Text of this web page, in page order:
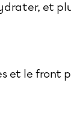
et
et le